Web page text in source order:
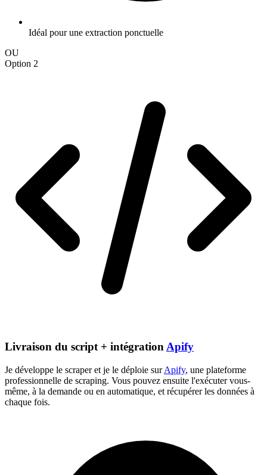
Idéal pour une extraction ponctuelle
OU
Option 2
Livraison du script + intégration Apify
Je développe le scraper et je le déploie surApify, une plateforme
professionnelle de scraping. Vous pouvez ensuite l'exécuter vous-
même, à la demande ou en automatique, et récupérer les données à
chaque fois.